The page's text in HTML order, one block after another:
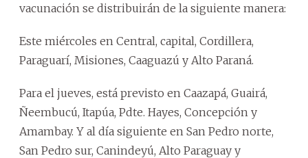
vacunación se distribuirán de la siguiente manera:
Este miércoles en Central, capital, Cordillera,
Paraguarí, Misiones, Caaguazú y Alto Paraná.
Para el jueves, está previsto en Caazapá, Guairá,
Ñeembucú, Itapúa, Pdte. Hayes, Concepción y
Amambay. Y al día siguiente en San Pedro norte,
San Pedro sur, Canindeyú, Alto Paraguay y